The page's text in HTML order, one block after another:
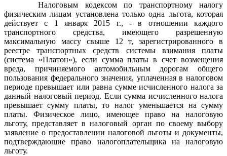
Налоговым кодексом по транспортному налогу
физическим лицам установлена только одна льгота, которая
действует с 1 января 2015 г., - в отношении каждого
транспортного средства, имеющего разрешенную
максимальную массу свыше 12 т, зарегистрированного в
реестре транспортных средств системы взимания платы
(система «Платон»), если сумма платы в счет возмещения
вреда, причиняемого автомобильным дорогам общего
пользования федерального значения, уплаченная в налоговом
периоде превышает или равна сумме исчисленного налога за
данный налоговый период. Если сумма исчисленного налога
превышает сумму платы, то налог уменьшается на сумму
платы. Физическое лицо, имеющее право на налоговую
льготу, представляет в налоговый орган по своему выбору
заявление о предоставлении налоговой льготы и документы,
подтверждающие право налогоплательщика на налоговую
льготу.